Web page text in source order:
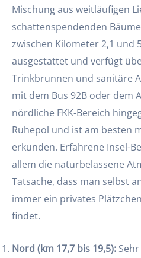
Mischung aus weitläufigen
schattenspendenden
zwischen Kilometer 2,1 und
ausgestattet und verfügt
Trinkbrunnen und sanitäre
mit dem Bus 92B oder dem
nördliche FKK-Bereich
Ruhepol und ist am besten
erkunden. Erfahrene Insel-
allem die naturbelassene
Tatsache, dass man selbst
immer ein privates
findet.
Nord (km 17,7 bis 19,5):